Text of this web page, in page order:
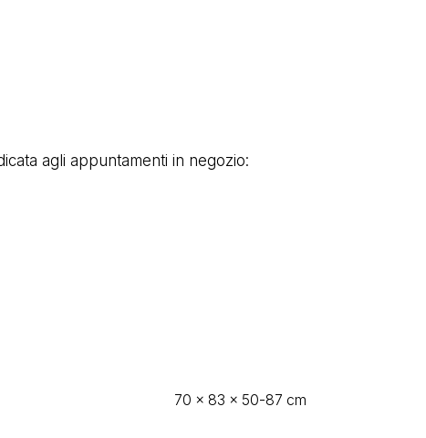
agli appuntamenti in negozio:
70 × 83 × 50-87 cm